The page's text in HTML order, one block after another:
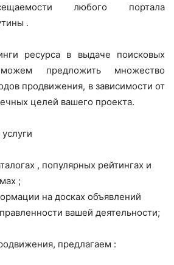
любого портала
.
ресурса в выдаче поисковых
предложить множество
продвижения, в зависимости от
целей вашего проекта.
, популярных рейтингах и
;
на досках объявлений
вашей деятельности;
предлагаем :